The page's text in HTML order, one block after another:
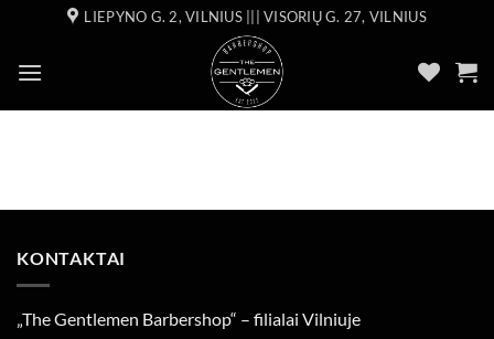
content
LIEPYNO G. 2, VILNIUS ||| VISORIŲ G. 27, VILNIUS
KONTAKTAI
„The Gentlemen Barbershop“ – filialai Vilniuje